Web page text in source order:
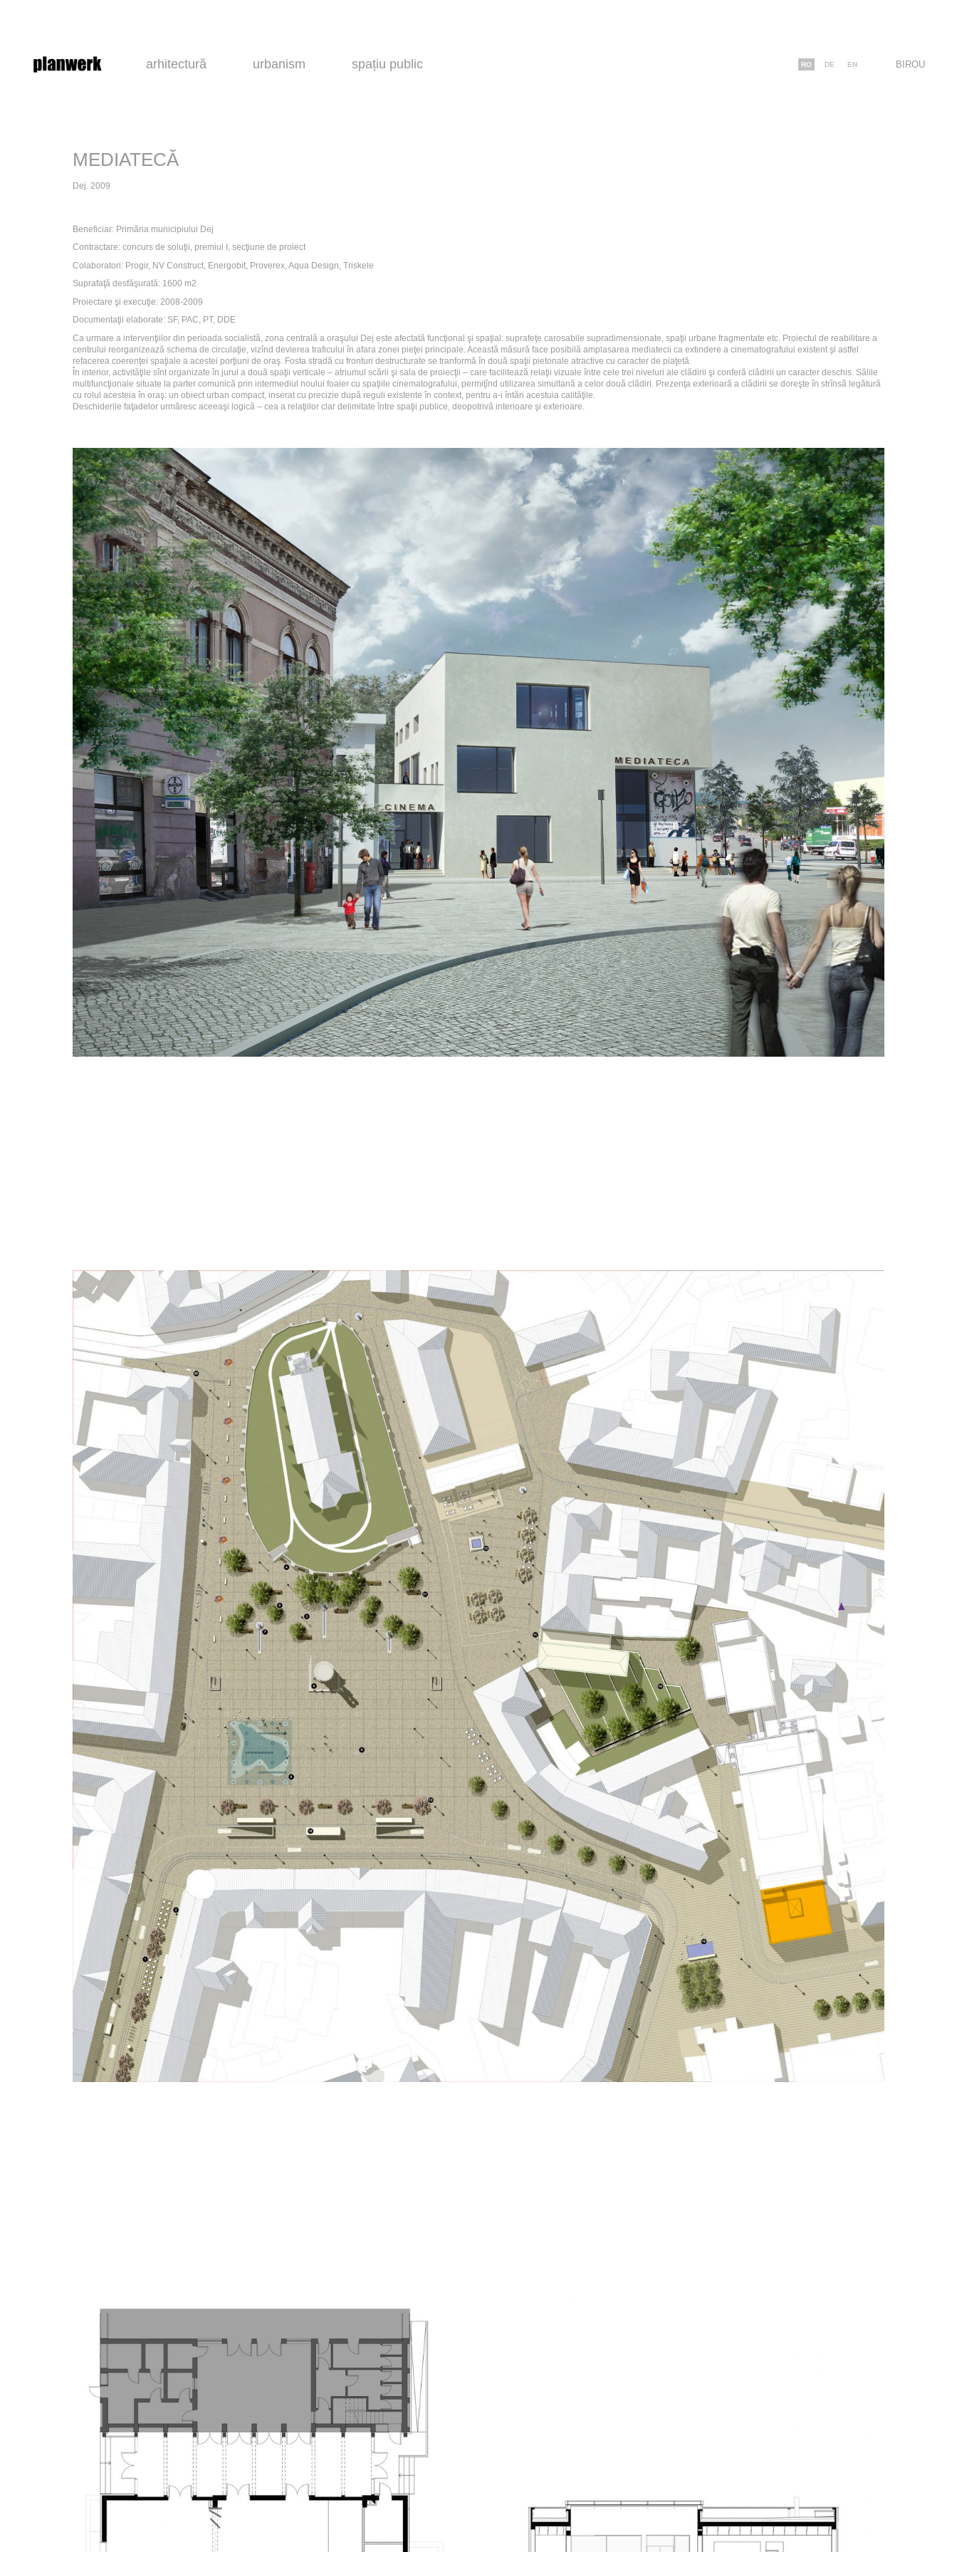
arhitectură urbanism spațiu public RO DE EN BIROU
MEDIATECĂ
Dej. 2009
Beneficiar: Primăria municipiului Dej
Contractare: concurs de soluţii, premiul I, secţiune de proiect
Colaboratori: Progir, NV Construct, Energobit, Proverex, Aqua Design, Triskele
Suprafaţă desfăşurată: 1600 m2
Proiectare şi execuţie: 2008-2009
Documentaţii elaborate: SF, PAC, PT, DDE
Ca urmare a intervenţiilor din perioada socialistă, zona centrală a oraşului Dej este afectată funcţional şi spaţial: suprafeţe carosabile supradimensionate, spaţii urbane fragmentate etc. Proiectul de reabilitare a
centrului reorganizează schema de circulaţie, vizînd devierea traficului în afara zonei pieţei principale. Această măsură face posibilă amplasarea mediatecii ca extindere a cinematografului existent şi astfel
refacerea coerenţei spaţiale a acestei porţiuni de oraş. Fosta stradă cu fronturi destructurate se tranformă în două spaţii pietonale atractive cu caracter de piaţetă.
În interior, activităţile sînt organizate în jurul a două spaţii verticale – atriumul scării şi sala de proiecţii – care facilitează relaţii vizuale între cele trei niveluri ale clădirii şi conferă clădirii un caracter deschis. Sălile
multifuncţionale situate la parter comunică prin intermediul noului foaier cu spaţiile cinematografului, permiţînd utilizarea simultană a celor două clădiri. Prezenţa exterioară a clădirii se doreşte în strînsă legătură
cu rolul acesteia în oraş: un obiect urban compact, inserat cu precizie după reguli existente în context, pentru a-i întări acestuia calităţile.
Deschiderile faţadelor urmăresc aceeaşi logică – cea a relaţiilor clar delimitate între spaţii publice, deopotrivă interioare şi exterioare.